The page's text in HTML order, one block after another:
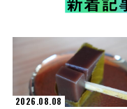
2026.08.08